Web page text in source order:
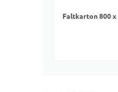
Faltkarton 800 x